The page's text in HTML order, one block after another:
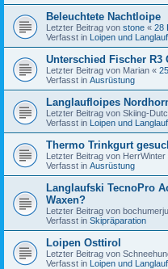
Beleuchtete Nachtloipe
Letzter Beitrag von stone « 28
Verfasst in Loipen und
Unterschied Fischer R3
Letzter Beitrag von Marian «
Verfasst in Ausrüstung
Langlaufloipes
Letzter Beitrag von Skiing-
Verfasst in Loipen und
Thermo Trinkgurt
Letzter Beitrag von HerrWinter
Verfasst in Ausrüstung
Langlaufski TecnoPro
Waxen?
Letzter Beitrag von
Verfasst in Skipräparation
Loipen Osttirol
Letzter Beitrag von
Verfasst in Loipen und